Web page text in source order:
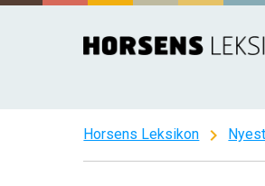
Spring
Horsens Leksikon chevron_right